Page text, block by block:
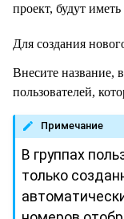
проект, будут
Для создания
Внесите название,
пользователей,
Примечание
В группах
только